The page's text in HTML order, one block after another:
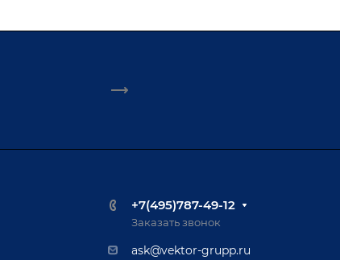
+7(495)787-49-12
Заказать звонок
ask@vektor-grupp.ru